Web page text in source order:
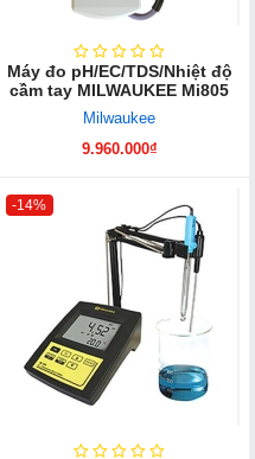
Máy đo pH/EC/TDS/Nhiệt độ
cầm tay MILWAUKEE Mi805
Milwaukee
9.960.000₫
-14%